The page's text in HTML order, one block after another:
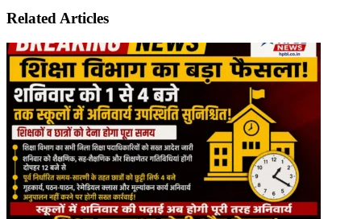
Related Articles